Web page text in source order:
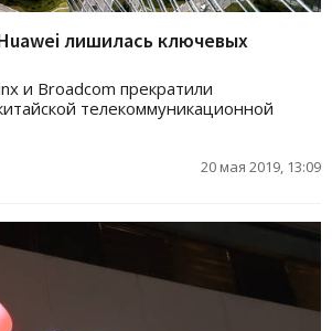
лишилась ключевых
и Broadcom прекратили
телекоммуникационной
20 мая 2019, 13:09